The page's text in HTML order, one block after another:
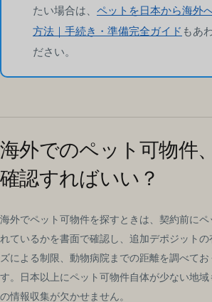
たい場合は、 ペットを日本から海外
方法｜手続き・準備完全ガイド もあ
ださい。
海外でのペット可物件
確認すればいい？
海外でペット可物件を探すときは、契約前にペ
れているかを書面で確認し、追加デポジットの
ズによる制限、動物病院までの距離を調べて
す。日本以上にペット可物件自体が少ない地
の情報収集が欠かせません。